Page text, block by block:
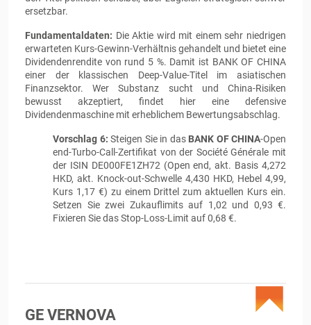
ersetzbar.
Fundamentaldaten: Die Aktie wird mit einem sehr niedrigen
erwarteten Kurs-Gewinn-Verhältnis gehandelt und bietet eine
Dividendenrendite von rund 5 %. Damit ist BANK OF CHINA
einer der klassischen Deep-Value-Titel im asiatischen
Finanzsektor. Wer Substanz sucht und China-Risiken
bewusst akzeptiert, findet hier eine defensive
Dividendenmaschine mit erheblichem Bewertungsabschlag.
Vorschlag 6: Steigen Sie in dasBANK OF CHINA-Open
end-Turbo-Call-Zertifikat von der Société Générale mit
der ISIN DE000FE1ZH72 (Open end, akt. Basis 4,272
HKD, akt. Knock-out-Schwelle 4,430 HKD, Hebel 4,99,
Kurs 1,17 €) zu einem Drittel zum aktuellen Kurs ein.
Setzen Sie zwei Zukauflimits auf 1,02 und 0,93 €.
Fixieren Sie das Stop-Loss-Limit auf 0,68 €.
GE VERNOVA